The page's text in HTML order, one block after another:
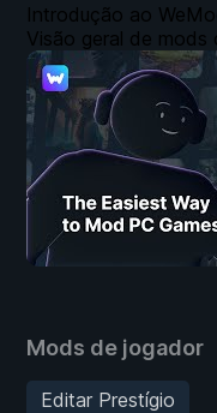
Mods de jogador
Editar Prestígio
Introdução ao
Visão geral de mods